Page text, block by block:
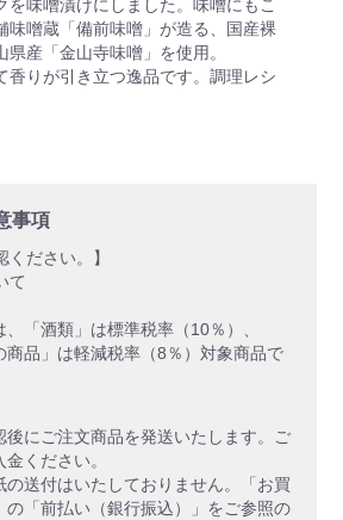
を味噌漬けにしました。味噌にもこ
味噌蔵「備前味噌」が造る、国産裸
県産「金山寺味噌」を使用。
香りが引き立つ逸品です。調理レシ
事項
ください。】
て
、「酒類」は標準税率（10％）、
商品」は軽減税率（8％）対象商品で
後にご注文商品を発送いたします。ご
ください。
の送付はいたしておりません。「お買
の「前払い（銀行振込）」をご参照の